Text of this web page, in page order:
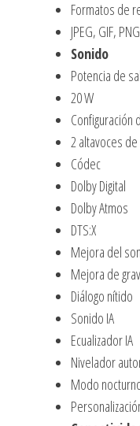
Formatos de
JPEG, GIF,
Sonido
Potencia de
20 W
Configuración
2 altavoces
Códec
Dolby Digital
Dolby Atmos
DTS:X
Mejora del
Mejora de
Diálogo nítido
Sonido IA
Ecualizador IA
Nivelador
Modo